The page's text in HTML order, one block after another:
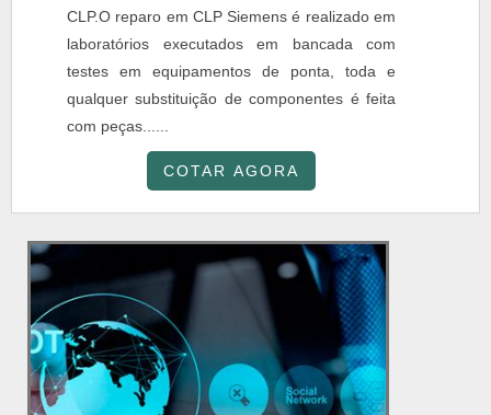
CLP.O reparo em CLP Siemens é realizado em
laboratórios executados em bancada com
testes em equipamentos de ponta, toda e
qualquer substituição de componentes é feita
com peças......
COTAR AGORA